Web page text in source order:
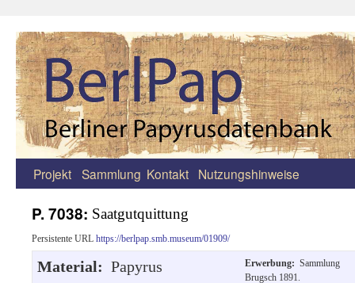
Zum
springen
Projekt Sammlung Kontakt Nutzungshinweise
P. 7038: Saatgutquittung
Persistente URL https://berlpap.smb.museum/01909/
Material: Papyrus Erwerbung: Sammlung
Brugsch 1891.